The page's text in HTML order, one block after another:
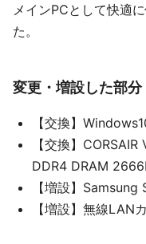
メインPCとして快適
た。
変更・増設した部分
【交換】
【交換】
DDR4 DRAM
【増設】
【増設】無線LAN